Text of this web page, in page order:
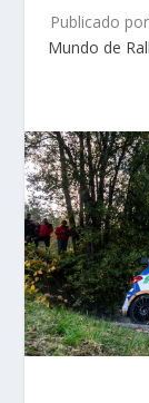
Publicado por
Mundo de